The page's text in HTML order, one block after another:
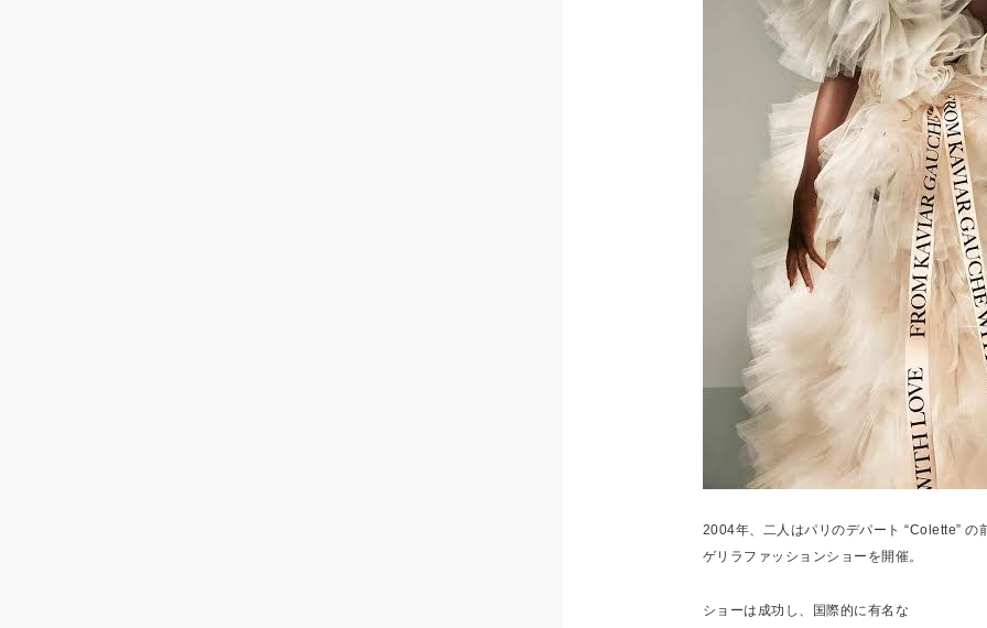
2004年、二人はパリのデパート “Colette” の
ゲリラファッションショーを開催。
ショーは成功し、国際的に有名な